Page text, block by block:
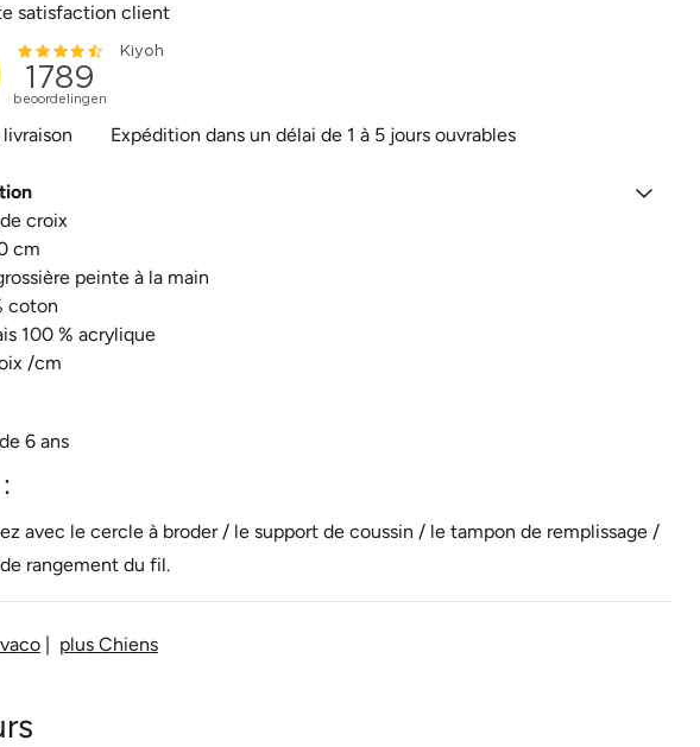
satisfaction client
Expédition dans un délai de 1 à 5 jours ouvrables
croix
cm
peinte à la main
coton
100 % acrylique
/cm
6 ans
avec le cercle à broder/ le support de coussin / le tampon de remplissage /
rangement du fil.
| plus Chiens